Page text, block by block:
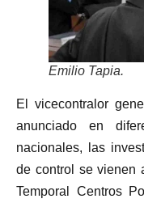
Emilio Tapia.
El vicecontralor
anunciado en
nacionales, las
de control se vienen
Temporal Centros